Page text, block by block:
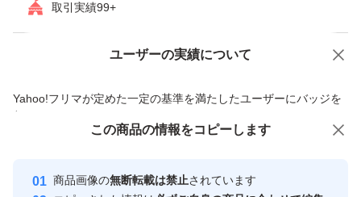
・本取引はYフリマシステム上、クール便（冷蔵発送）に
ため密封された状態になります。
・収穫後できるだけ早く発送いたしますが、配送にかかる
取引実績99+
ユーザーの実績について
Yahoo!フリマが定めた一定の基準を満たしたユーザーにバッジを
付与しています
安心取引出品者
心・安全なユーザーです
価格の相談 商品への質問
この商品の情報をコピーします
商品画像の無断転載は禁止されています
この商品をみている人にオススメ